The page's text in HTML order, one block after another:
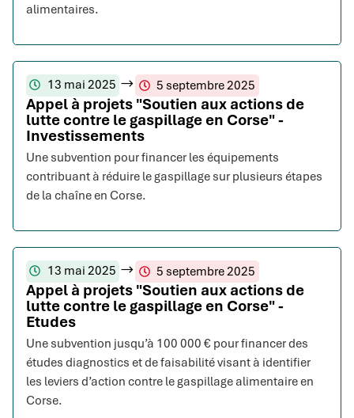
alimentaires.
13 mai 2025 5 septembre 2025
Appel à projets "Soutien aux actions de
lutte contre le gaspillage en Corse" -
Investissements
Une subvention pour financer les équipements
contribuant à réduire le gaspillage sur plusieurs étapes
de la chaîne en Corse.
13 mai 2025 5 septembre 2025
Appel à projets "Soutien aux actions de
lutte contre le gaspillage en Corse" -
Etudes
Une subvention jusqu’à 100 000 € pour financer des
études diagnostics et de faisabilité visant à identifier
les leviers d’action contre le gaspillage alimentaire en
Corse.